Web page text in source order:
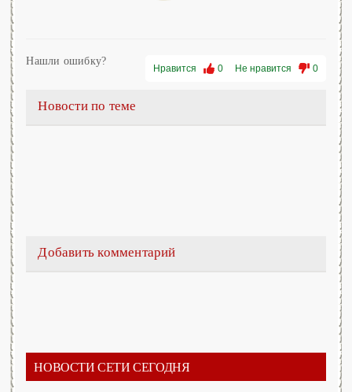
Нравится 0 Не нравится 0
Нашли ошибку?
Новости по теме
Добавить комментарий
НОВОСТИ СЕТИ СЕГОДНЯ